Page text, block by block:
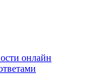
онлайн